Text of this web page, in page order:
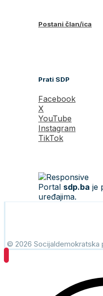
Postani član/ica
Prati SDP
Facebook
X
YouTube
Instagram
TikTok
Portal sdp.ba je
uređajima.
© 2026 Socijaldemokratska